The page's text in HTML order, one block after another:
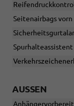
Seitenairbags vorn
Spurhalteassistent
AUSSEN